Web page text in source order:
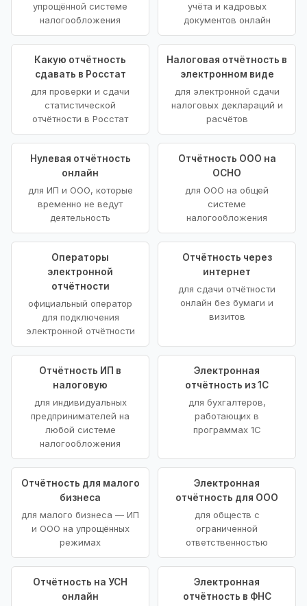
упрощённой системе
налогообложения
учёта и кадровых
документов онлайн
Какую отчётность
сдавать в Росстат
для проверки и сдачи
статистической
отчётности в Росстат
Налоговая отчётность в
электронном виде
для электронной сдачи
налоговых деклараций и
расчётов
Нулевая отчётность
онлайн
для ИП и ООО, которые
временно не ведут
деятельность
Отчётность ООО на
ОСНО
для ООО на общей
системе
налогообложения
Операторы
электронной
отчётности
официальный оператор
для подключения
электронной отчётности
Отчётность через
интернет
для сдачи отчётности
онлайн без бумаги и
визитов
Отчётность ИП в
налоговую
для индивидуальных
предпринимателей на
любой системе
налогообложения
Электронная
отчётность из 1С
для бухгалтеров,
работающих в
программах 1С
Отчётность для малого
бизнеса
для малого бизнеса — ИП
и ООО на упрощённых
режимах
Электронная
отчётность для ООО
для обществ с
ограниченной
ответственностью
Отчётность на УСН
онлайн
Электронная
отчётность в ФНС